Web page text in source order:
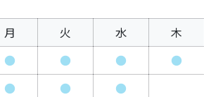
月 火 水 木
● ● ● ●
● ● ●